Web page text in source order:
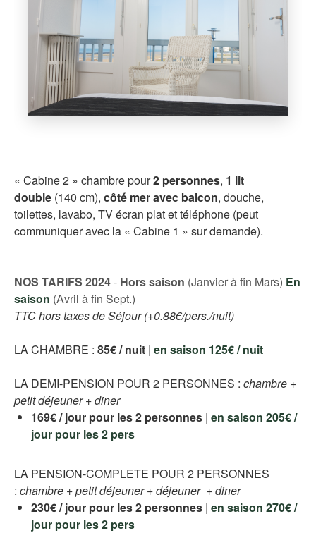
« Cabine 2 » chambre pour2 personnes, 1 lit
double (140 cm), côté mer avec balcon, douche,
toilettes, lavabo, TV écran plat et téléphone (peut
communiquer avec la « Cabine 1 » sur demande).
NOS TARIFS 2024- Hors saison (Janvier à fin Mars) En
saison (Avril à fin Sept.)
TTC hors taxes de Séjour (+0.88€/pers./nuit)
LA CHAMBRE : 85€ / nuit | en saison 125€ / nuit
LA DEMI-PENSION POUR 2 PERSONNES : chambre +
petit déjeuner + diner
169€ / jour pour les 2 personnes | en saison 205€ /
jour pour les 2 pers
LA PENSION-COMPLETE POUR 2 PERSONNES
: chambre + petit déjeuner + déjeuner + diner
230€ / jour pour les 2 personnes | en saison 270€ /
jour pour les 2 pers